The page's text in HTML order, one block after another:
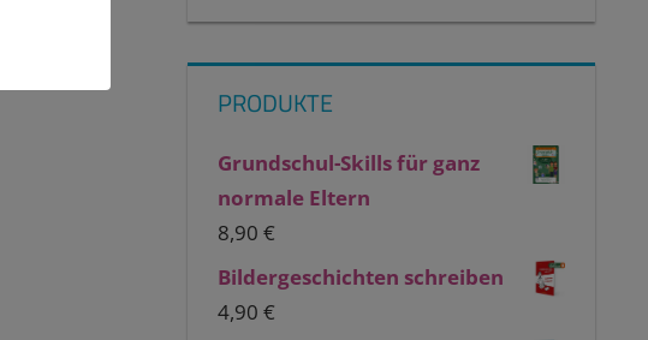
PRODUKTE
Grundschul-Skills für ganz
normale Eltern
8,90€
Bildergeschichten schreiben
4,90€